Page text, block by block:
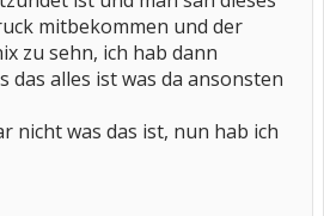
mitbekommen und der
zu sehn, ich hab dann
das alles ist was da ansonsten
nicht was das ist, nun hab ich